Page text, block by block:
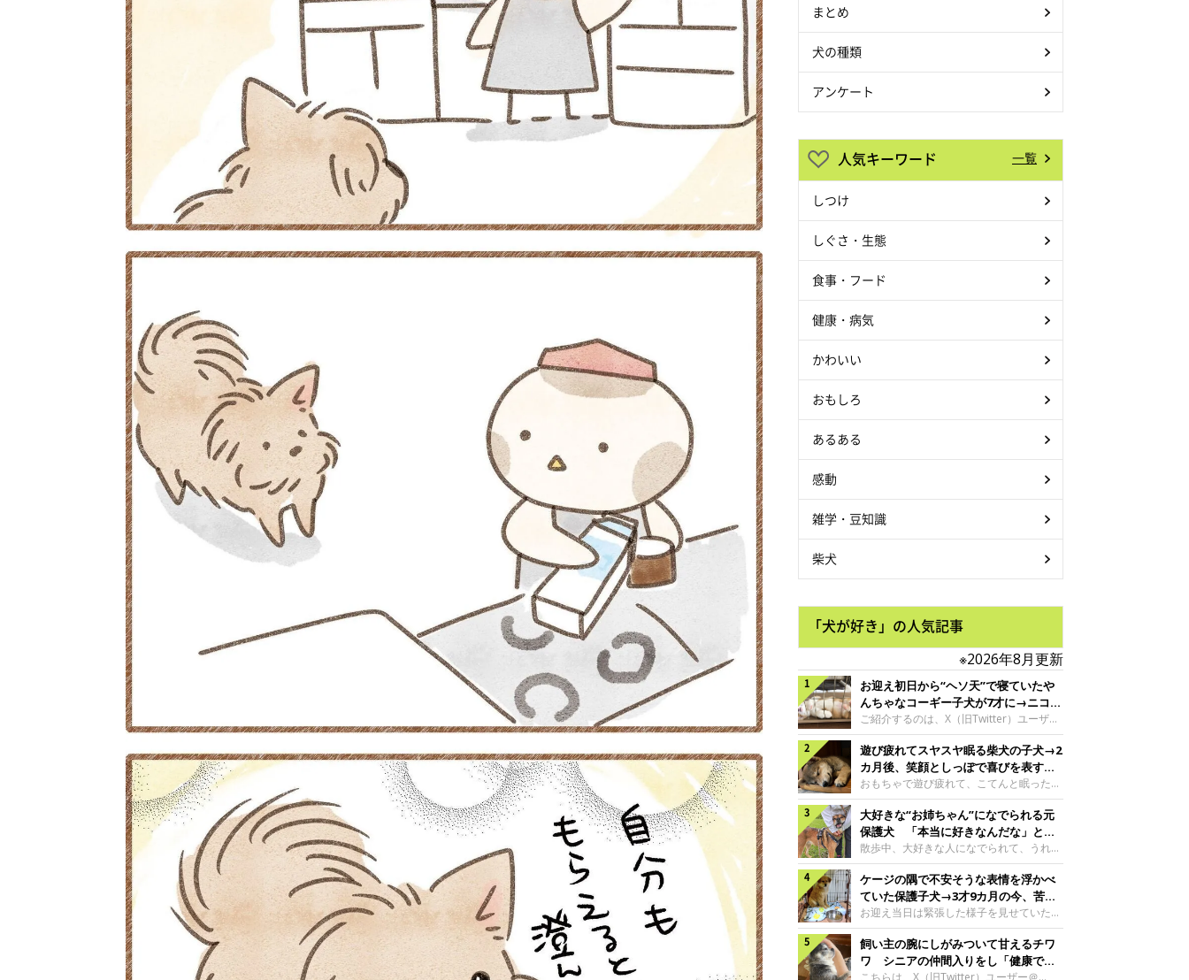
まとめ
犬の種類
アンケート
人気キーワード 一覧
しつけ
しぐさ・生態
食事・フード
健康・病気
かわいい
おもしろ
あるある
感動
雑学・豆知識
柴犬
「犬が好き」の人気記事
※2026年8月更新
お迎え初日から“ヘソ天”で寝ていたや
んちゃなコーギー子犬が7才に→ニコニ
コ“コーギースマイル”が魅力のコに成
長！
ご紹介するのは、X（旧Twitter）ユーザー
＠Kus1oKg2vsgdWS2さんの愛犬でウェル
シュ・コーギー・ペンブロークの神楽ちゃ
ん。今年の8月で7才になるという神楽ちゃ
んですが、いったいどんな子犬時代を過ご
したのでしょうか。今回は、神楽ちゃんの
成長を飼い主さんと振り返ります！神楽ち
ゃんの成長について聞いた！お迎えから数
日後の神楽ちゃん（撮影時生後2カ月）＠
Kus1oKg2vsgdWS2――お迎え当初の神楽
ちゃんの様子について教えてください。飼
い主さん： 「お迎え当日から“ヘソ天”で寝
るようなコでし
遊び疲れてスヤスヤ眠る柴犬の子犬→2
カ月後、笑顔としっぽで喜びを表すコ
に成長！
おもちゃで遊び疲れて、こてんと眠った子
犬。あれから2カ月、表情や行動にさまざ
まな変化が見られるようになりました。遊
び疲れて眠る生後2カ月のなっちゃん遊び
疲れた様子のなっちゃん。@Pkndg_紹介
するのは、X（旧Twitter）ユーザー
@Pkndg_さんの愛犬・なっちゃん（取材
時、生後4カ月／柴犬）。こちらの写真
は、なっちゃんが生後2カ月のころに撮影
された一枚です。この日、なっちゃんは家
族と一緒におもちゃで遊んでいました。た
くさん遊んで疲れたのか、その後は眠り始
めたそうです。眠るなっちゃん。
大好きな“お姉ちゃん”になでられる元
保護犬 「本当に好きなんだな」と感
じる表情にほっこり
散歩中、大好きな人になでられて、うれし
そうな表情を見せる元保護犬。甘えるよう
な姿に、見ているこちらまでほっこりしま
す。大好きな“お姉ちゃん”に甘える小次郎
くん妹さんになでてもらい、うれしそうな
表情を見せる小次郎くん（2026年6月撮
影）。@mika_Jimmy紹介するのは、X（旧
Twitter）ユーザー@mika_Jimmyさんの愛
犬・小次郎くん（撮影時5才）。こちら
ケージの隅で不安そうな表情を浮かべ
ていた保護子犬→3才9カ月の今、苦手
を克服し頼もしいコに成長！
お迎え当日は緊張した様子を見せていた元
野犬の保護子犬。あれから約3年半、苦手
だったことを一つひとつ克服し、家族に寄
り添う姿を見せています。お迎え当日、ケ
ージの隅で不安そうにお迎え当日のシルビ
飼い主の腕にしがみついて甘えるチワ
ワ シニアの仲間入りをし「健康で穏